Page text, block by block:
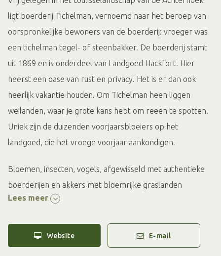
ligt boerderij Tichelman, vernoemd naar het beroep van
oorspronkelijke bewoners van de boerderij: vroeger was
een tichelman tegel- of steenbakker. De boerderij stamt
uit 1869 en is onderdeel van Landgoed Hackfort. Hier
heerst een oase van rust en privacy. Het is er dan ook
heerlijk vakantie houden. Om Tichelman heen liggen
weilanden, waar je grote kans hebt om reeën te spotten.
Uniek zijn de duizenden voorjaarsbloeiers op het
landgoed, die het vroege voorjaar aankondigen.
Bloemen, insecten, vogels, afgewisseld met authentieke
boerderijen en akkers met bloemrijke graslanden
kenmerken landgoed Hackfort. Hier gaan natuur en
grote en kleine cultuurhistorische elementen. Het hart van
het landgoed -kasteel Hackfort met watermolen,
Lees meer
Website E-mail